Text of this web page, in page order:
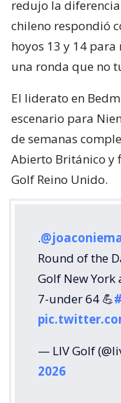
redujo la
chileno respondió
hoyos 13 y 14
una ronda que no
El liderato en
escenario para
de semanas
Abierto Británico y
Golf Reino Unido.
.
Round of the
Golf New
7-under 64 💪
— LIV Golf
2026